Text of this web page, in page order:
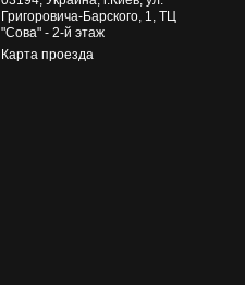
Григоровича-Барского, 1, ТЦ
"Сова" - 2-й этаж
Карта проезда